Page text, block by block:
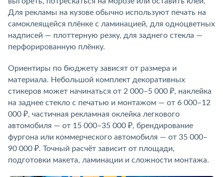
Для рекламы на кузове обычно используют печать на
самоклеящейся плёнке с ламинацией, для одноцветных
надписей — плоттерную резку, для заднего стекла —
перфорированную плёнку.
Ориентиры по бюджету зависят от размера и
материала. Небольшой комплект декоративных
стикеров может начинаться от 2 000–5 000 ₽, наклейка
на заднее стекло с печатью и монтажом — от 6 000–12
000 ₽, частичная рекламная оклейка легкового
автомобиля — от 15 000–35 000 ₽, брендирование
фургона или коммерческого автомобиля — от 35 000–
90 000 ₽. Точный расчёт зависит от площади,
подготовки макета, ламинации и сложности монтажа.